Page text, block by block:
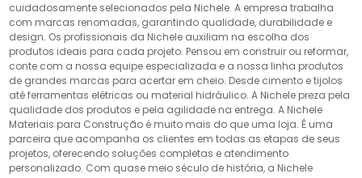
cuidadosamente selecionados pela Nichele. A empresa trabalha
com marcas renomadas, garantindo qualidade, durabilidade e
design. Os profissionais da Nichele auxiliam na escolha dos
produtos ideais para cada projeto. Pensou em construir ou reformar,
conte com a nossa equipe especializada e a nossa linha produtos
de grandes marcas para acertar em cheio. Desde cimento e tijolos
até ferramentas elétricas ou material hidráulico. A Nichele preza pela
qualidade dos produtos e pela agilidade na entrega. A Nichele
Materiais para Construção é muito mais do que uma loja. É uma
parceira que acompanha os clientes em todas as etapas de seus
projetos, oferecendo soluções completas e atendimento
personalizado. Com quase meio século de história, a Nichele